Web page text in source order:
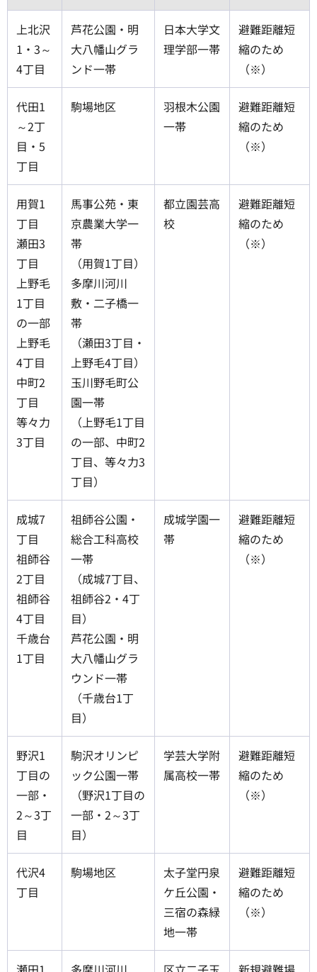
上北沢
1・3～
4丁目
芦花公園・明
大八幡山グラ
ンド一帯
日本大学文
理学部一帯
避難距離短
縮のため
（※）
代田1
～2丁
目・5
丁目
駒場地区
羽根木公園
一帯
避難距離短
縮のため
（※）
用賀1
丁目
瀬田3
丁目
上野毛
1丁目
の一部
上野毛
4丁目
中町2
丁目
等々力
3丁目
馬事公苑・東
京農業大学一
帯
（用賀1丁目）
多摩川河川
敷・二子橋一
帯
（瀬田3丁目・
上野毛4丁目）
玉川野毛町公
園一帯
（上野毛1丁目
の一部、中町2
丁目、等々力3
丁目）
都立園芸高
校
避難距離短
縮のため
（※）
成城7
丁目
祖師谷
2丁目
祖師谷
4丁目
千歳台
1丁目
祖師谷公園・
総合工科高校
一帯
（成城7丁目、
祖師谷2・4丁
目）
芦花公園・明
大八幡山グラ
ウンド一帯
（千歳台1丁
目）
成城学園一
帯
避難距離短
縮のため
（※）
野沢1
丁目の
一部・
2～3丁
目
駒沢オリンピ
ック公園一帯
（野沢1丁目の
一部・2～3丁
目）
学芸大学附
属高校一帯
避難距離短
縮のため
（※）
代沢4
丁目
駒場地区
太子堂円泉
ケ丘公園・
三宿の森緑
地一帯
避難距離短
縮のため
（※）